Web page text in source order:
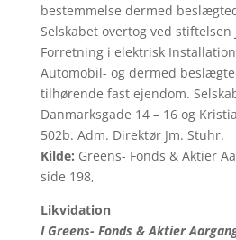
bestemmelse dermed
Selskabet overtog ved stiftelsen
Forretning i elektrisk
Automobil- og dermed
tilhørende fast ejendom.
Danmarksgade 14 – 16 og
502b. Adm. Direktør Jm. Stuhr.
Kilde: Greens- Fonds & Aktier
side 198,
Likvidation
I Greens- Fonds & Aktier